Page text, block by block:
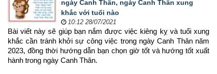
ngày Canh Thân, ngày Canh Thân xung
khắc với tuổi nào
10:12 28/07/2021
Bài viết này sẽ giúp bạn nắm được việc kiêng kỵ và tuổi xung
khắc cần tránh khởi sự công việc trong ngày Canh Thân năm
2023, đồng thời hướng dẫn bạn chọn giờ tốt và hướng tốt xuất
hành trong ngày Canh Thân.